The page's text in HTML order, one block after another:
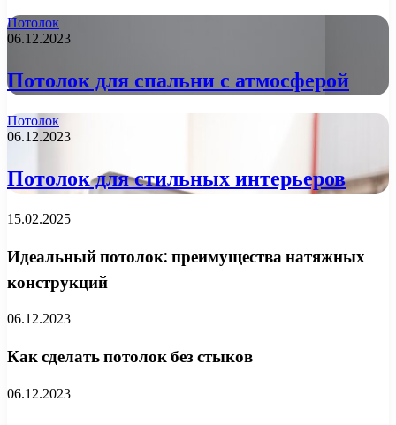
Потолок
06.12.2023
Потолок для спальни с атмосферой
Потолок
06.12.2023
Потолок для стильных интерьеров
15.02.2025
Идеальный потолок: преимущества натяжных
конструкций
06.12.2023
Как сделать потолок без стыков
06.12.2023